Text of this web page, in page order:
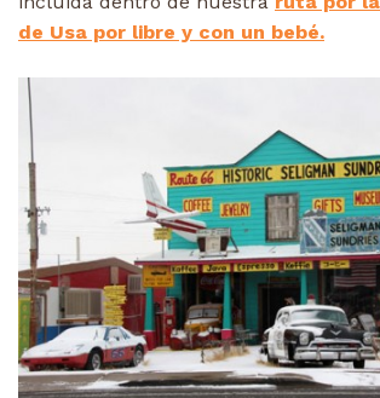
de Usa por libre y con un bebé.